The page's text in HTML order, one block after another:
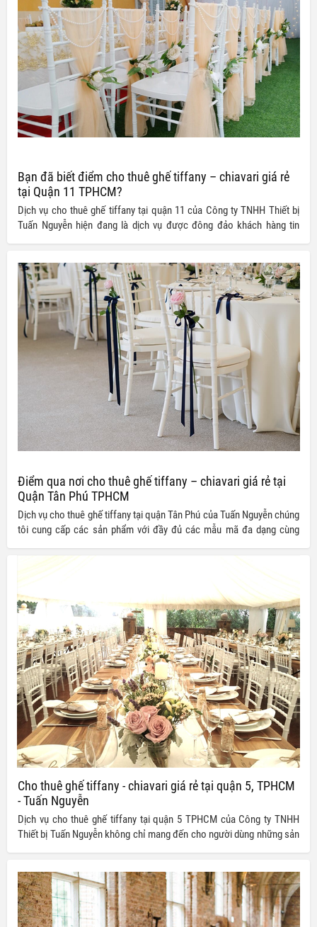
Bạn đã biết điểm cho thuê ghế tiffany – chiavari giá rẻ
tại Quận 11 TPHCM?
Dịch vụ cho thuê ghế tiffany tại quận 11 của Công ty TNHH Thiết bị
Tuấn Nguyễn hiện đang là dịch vụ được đông đảo khách hàng tin
cấp cũng khiến người dùng vô cùng hài lòng nhờ vào mức giá ưu đãi
mà chúng tôi mang lại.
Điểm qua nơi cho thuê ghế tiffany – chiavari giá rẻ tại
Quận Tân Phú TPHCM
Dịch vụ cho thuê ghế tiffany tại quận Tân Phú của Tuấn Nguyễn chúng
tôi cung cấp các sản phẩm với đầy đủ các mẫu mã đa dạng cùng
hàng nhiều sự lựa chọn hơn cho buổi tiệc và sự kiện của mình
Cho thuê ghế tiffany - chiavari giá rẻ tại quận 5, TPHCM
- Tuấn Nguyễn
Dịch vụ cho thuê ghế tiffany tại quận 5 TPHCM của Công ty TNHH
Thiết bị Tuấn Nguyễn không chỉ mang đến cho người dùng những sản